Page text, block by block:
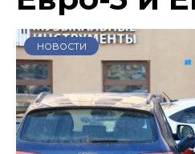
НОВОСТИ